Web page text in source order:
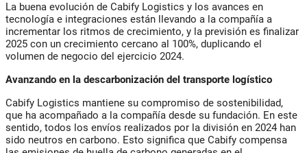
La buena evolución de Cabify Logistics y los avances en
tecnología e integraciones están llevando a la compañía a
incrementar los ritmos de crecimiento, y la previsión es finalizar
2025 con un crecimiento cercano al 100%, duplicando el
volumen de negocio del ejercicio 2024.
Avanzando en la descarbonización del transporte logístico
Cabify Logistics mantiene su compromiso de sostenibilidad,
que ha acompañado a la compañía desde su fundación. En este
sentido, todos los envíos realizados por la división en 2024 han
sido neutros en carbono. Esto significa que Cabify compensa